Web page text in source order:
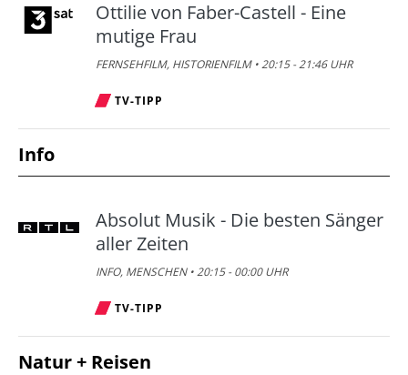
Ottilie von Faber-Castell - Eine
mutige Frau
FERNSEHFILM, HISTORIENFILM • 20:15 - 21:46 UHR
TV-TIPP
Info
Absolut Musik - Die besten Sänger
aller Zeiten
INFO, MENSCHEN • 20:15 - 00:00 UHR
TV-TIPP
Natur + Reisen